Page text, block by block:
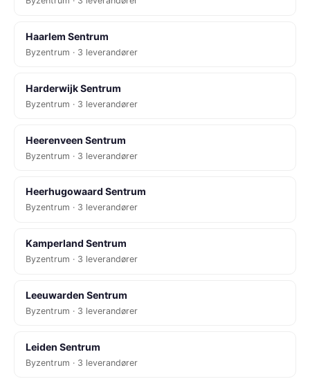
Haarlem Sentrum
Byzentrum · 3 leverandører
Harderwijk Sentrum
Byzentrum · 3 leverandører
Heerenveen Sentrum
Byzentrum · 3 leverandører
Heerhugowaard Sentrum
Byzentrum · 3 leverandører
Kamperland Sentrum
Byzentrum · 3 leverandører
Leeuwarden Sentrum
Byzentrum · 3 leverandører
Leiden Sentrum
Byzentrum · 3 leverandører